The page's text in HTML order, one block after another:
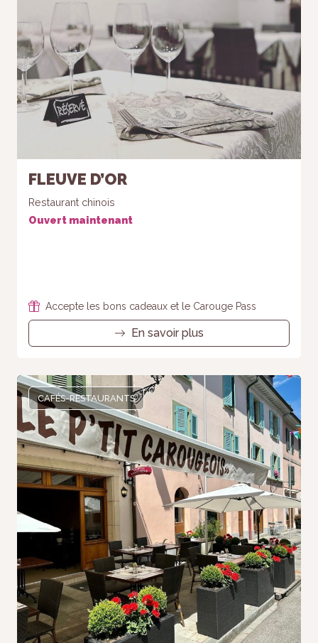
FLEUVE D’OR
Restaurant chinois
Ouvert maintenant
Accepte les bons cadeaux et le Carouge Pass
En savoir plus
CAFÉS-RESTAURANTS